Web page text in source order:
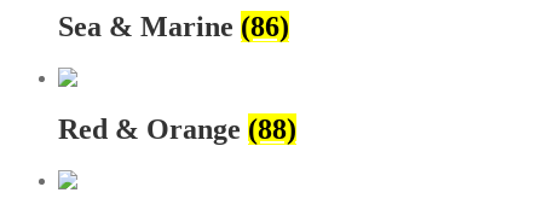
Sea & Marine (86)
Red & Orange (88)